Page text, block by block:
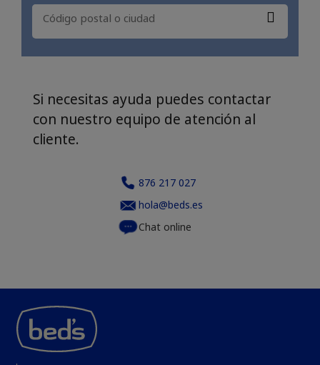
Si necesitas ayuda puedes contactar
con nuestro equipo de atención al
cliente.
876 217 027
hola@beds.es
Chat online